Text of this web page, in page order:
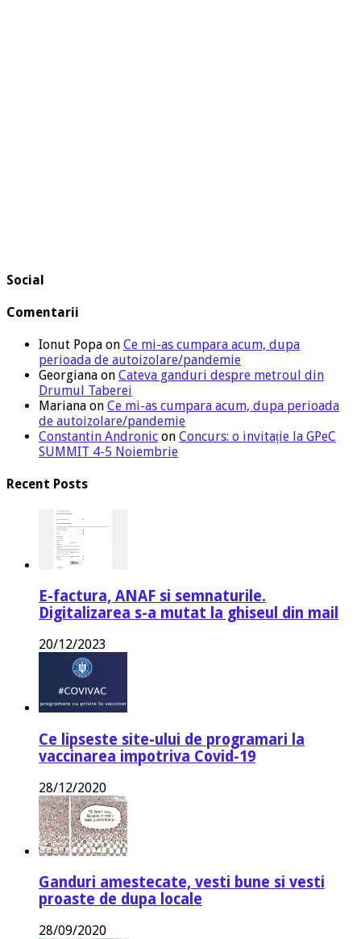
Social
Comentarii
Ionut Popa on Ce mi-as cumpara acum, dupa
perioada de autoizolare/pandemie
Georgiana on Cateva ganduri despre metroul din
Drumul Taberei
Mariana on Ce mi-as cumpara acum, dupa perioada
de autoizolare/pandemie
Constantin Andronic on Concurs: o invitație la GPeC
SUMMIT 4-5 Noiembrie
Recent Posts
E-factura, ANAF si semnaturile.
Digitalizarea s-a mutat la ghiseul din mail
20/12/2023
Ce lipseste site-ului de programari la
vaccinarea impotriva Covid-19
28/12/2020
Ganduri amestecate, vesti bune si vesti
proaste de dupa locale
28/09/2020